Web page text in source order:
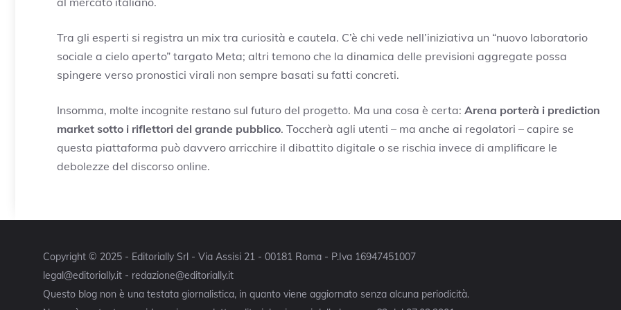
Tra gli esperti si registra un mix tra curiosità e cautela. C’è chi vede nell’iniziativa un “nuovo laboratorio
sociale a cielo aperto” targato Meta; altri temono che la dinamica delle previsioni aggregate possa
spingere verso pronostici virali non sempre basati su fatti concreti.
Insomma, molte incognite restano sul futuro del progetto. Ma una cosa è certa: Arena porterà i prediction
market sotto i riflettori del grande pubblico. Toccherà agli utenti – ma anche ai regolatori – capire se
questa piattaforma può davvero arricchire il dibattito digitale o se rischia invece di amplificare le
debolezze del discorso online.
Copyright © 2025 - Editorially Srl - Via Assisi 21 - 00181 Roma - P.Iva 16947451007
legal@editorially.it - redazione@editorially.it
Questo blog non è una testata giornalistica, in quanto viene aggiornato senza alcuna periodicità.